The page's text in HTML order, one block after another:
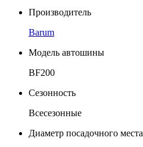
Производитель
Barum
Модель автошины
BF200
Сезонность
Всесезонные
Диаметр посадочного места